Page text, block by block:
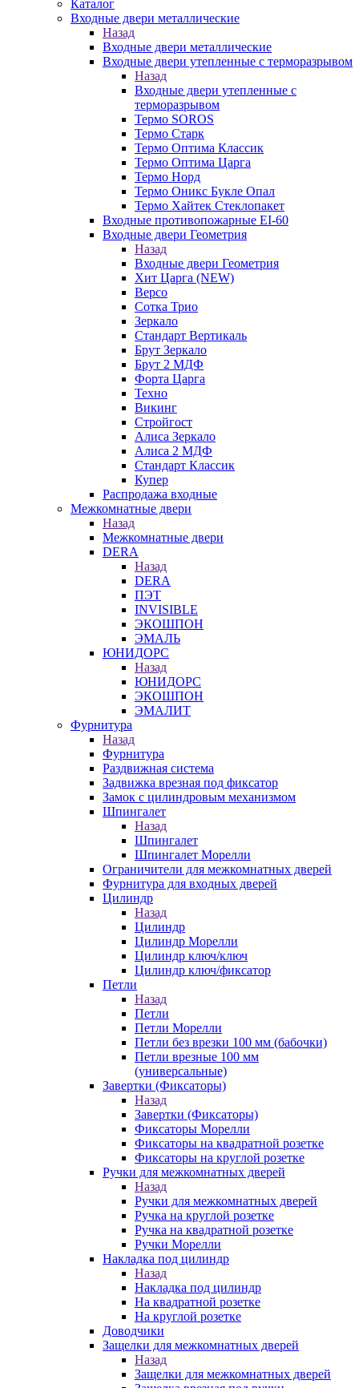
Каталог
Входные двери металлические
Назад
Входные двери металлические
Входные двери утепленные с терморазрывом
Назад
Входные двери утепленные с
терморазрывом
Термо SOROS
Термо Старк
Термо Оптима Классик
Термо Оптима Царга
Термо Норд
Термо Оникс Букле Опал
Термо Хайтек Стеклопакет
Входные противопожарные EI-60
Входные двери Геометрия
Назад
Входные двери Геометрия
Хит Царга (NEW)
Версо
Сотка Трио
Зеркало
Стандарт Вертикаль
Брут Зеркало
Брут 2 МДФ
Форта Царга
Техно
Викинг
Стройгост
Алиса Зеркало
Алиса 2 МДФ
Стандарт Классик
Купер
Распродажа входные
Межкомнатные двери
Назад
Межкомнатные двери
DERA
Назад
DERA
ПЭТ
INVISIBLE
ЭКОШПОН
ЭМАЛЬ
ЮНИДОРС
Назад
ЮНИДОРС
ЭКОШПОН
ЭМАЛИТ
Фурнитура
Назад
Фурнитура
Раздвижная система
Задвижка врезная под фиксатор
Замок с цилиндровым механизмом
Шпингалет
Назад
Шпингалет
Шпингалет Морелли
Ограничители для межкомнатных дверей
Фурнитура для входных дверей
Цилиндр
Назад
Цилиндр
Цилиндр Морелли
Цилиндр ключ/ключ
Цилиндр ключ/фиксатор
Петли
Назад
Петли
Петли Морелли
Петли без врезки 100 мм (бабочки)
Петли врезные 100 мм
(универсальные)
Завертки (Фиксаторы)
Назад
Завертки (Фиксаторы)
Фиксаторы Морелли
Фиксаторы на квадратной розетке
Фиксаторы на круглой розетке
Ручки для межкомнатных дверей
Назад
Ручки для межкомнатных дверей
Ручка на круглой розетке
Ручка на квадратной розетке
Ручки Морелли
Накладка под цилиндр
Назад
Накладка под цилиндр
На квадратной розетке
На круглой розетке
Доводчики
Защелки для межкомнатных дверей
Назад
Защелки для межкомнатных дверей